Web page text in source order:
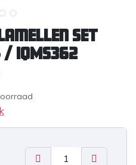
set
iQMS362